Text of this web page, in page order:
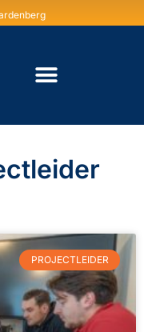
PROJECTLEIDER